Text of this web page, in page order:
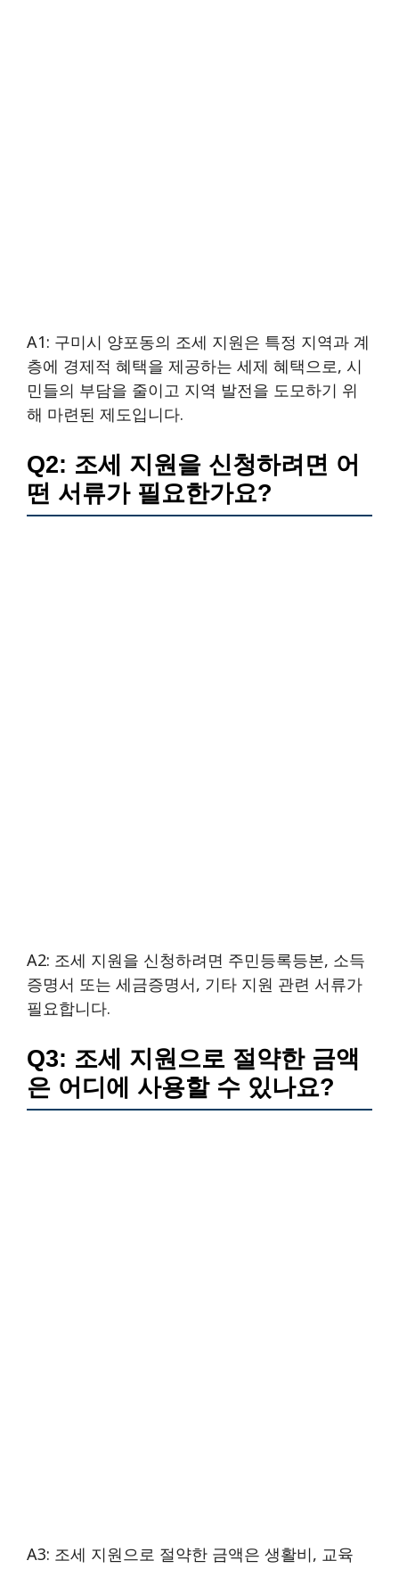
A1: 구미시 양포동의 조세 지원은 특정 지역과 계
층에 경제적 혜택을 제공하는 세제 혜택으로, 시
민들의 부담을 줄이고 지역 발전을 도모하기 위
해 마련된 제도입니다.
Q2: 조세 지원을 신청하려면 어
떤 서류가 필요한가요?
A2: 조세 지원을 신청하려면 주민등록등본, 소득
증명서 또는 세금증명서, 기타 지원 관련 서류가
필요합니다.
Q3: 조세 지원으로 절약한 금액
은 어디에 사용할 수 있나요?
A3: 조세 지원으로 절약한 금액은 생활비, 교육